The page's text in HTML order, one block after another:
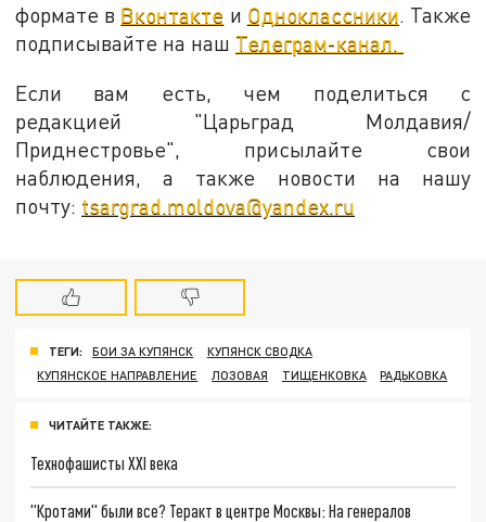
формате в Вконтакте и Одноклассники. Также
подписывайте на наш Телеграм-канал.
Если вам есть, чем поделиться с
редакцией "Царьград Молдавия/
Приднестровье", присылайте свои
наблюдения, а также новости на нашу
почту: tsargrad.moldova@yandex.ru
ТЕГИ: БОИ ЗА КУПЯНСК
КУПЯНСК СВОДКА
КУПЯНСКОЕ НАПРАВЛЕНИЕ
ЛОЗОВАЯ ТИЩЕНКОВКА РАДЬКОВКА
ЧИТАЙТЕ ТАКЖЕ:
Технофашисты XXI века
"Кротами" были все? Теракт в центре Москвы: На генералов